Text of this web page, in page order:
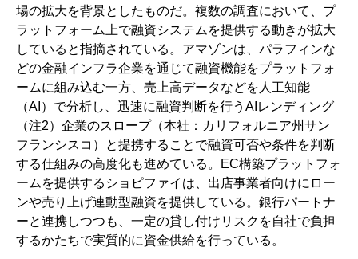
場の拡大を背景としたものだ。複数の調査において、プ
ラットフォーム上で融資システムを提供する動きが拡大
していると指摘されている。アマゾンは、パラフィンな
どの金融インフラ企業を通じて融資機能をプラットフォ
ームに組み込む一方、売上高データなどを人工知能
（AI）で分析し、迅速に融資判断を行うAIレンディング
（注2）企業のスロープ（本社：カリフォルニア州サン
フランシスコ）と提携することで融資可否や条件を判断
する仕組みの高度化も進めている。EC構築プラットフォ
ームを提供するショピファイは、出店事業者向けにロー
ンや売り上げ連動型融資を提供している。銀行パートナ
ーと連携しつつも、一定の貸し付けリスクを自社で負担
するかたちで実質的に資金供給を行っている。